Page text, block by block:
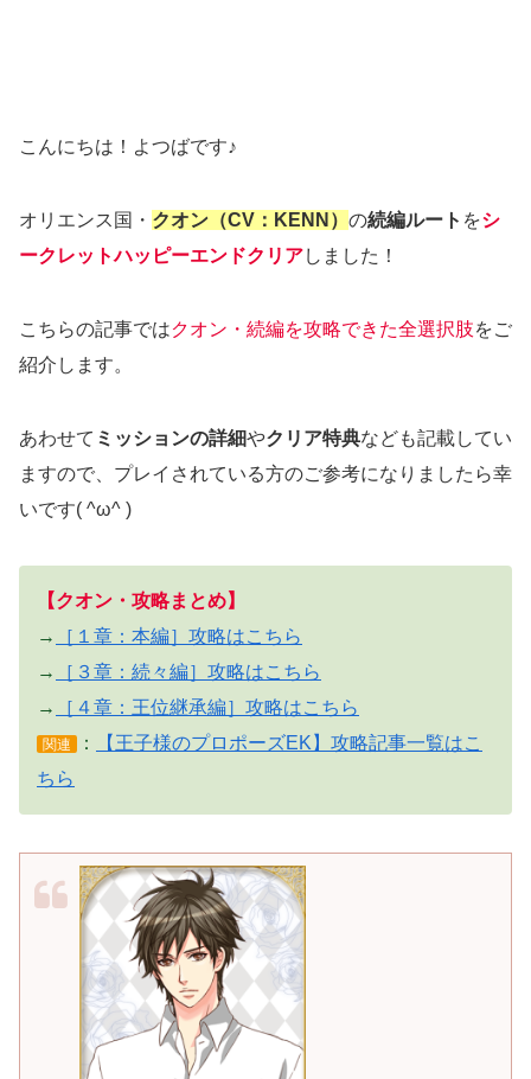
こんにちは！よつばです♪
オリエンス国・ クオン（CV：KENN） の続編ルート をシ
ークレットハッピーエンドクリアしました！
こちらの記事ではクオン・続編を攻略できた全選択肢をご
紹介します。
あわせて ミッションの詳細やクリア特典なども記載してい
ますので、プレイされている方のご参考になりましたら幸
いです( ^ω^ )
【クオン・攻略まとめ】
→
［１章：本編］攻略はこちら
→
［３章：続々編］攻略はこちら
→
［４章：王位継承編］攻略はこちら
関連 ：
【王子様のプロポーズEK】攻略記事一覧はこ
ちら